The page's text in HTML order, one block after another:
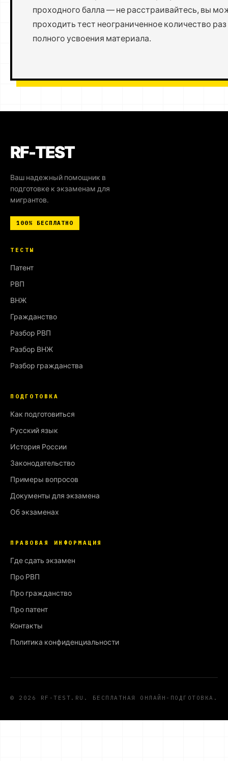
проходного балла — не расстраивайтесь, вы
проходить тест неограниченное количество
полного усвоения материала.
RF-TEST
Ваш надежный помощник в
подготовке к экзаменам для
мигрантов.
100% БЕСПЛАТНО
ТЕСТЫ
Патент
РВП
ВНЖ
Гражданство
Разбор РВП
Разбор ВНЖ
Разбор гражданства
ПОДГОТОВКА
Как подготовиться
Русский язык
История России
Законодательство
Примеры вопросов
Документы для экзамена
Об экзаменах
ПРАВОВАЯ ИНФОРМАЦИЯ
Где сдать экзамен
Про РВП
Про гражданство
Про патент
Контакты
Политика конфиденциальности
© 2026 RF-TEST.RU. БЕСПЛАТНАЯ ОНЛАЙН-ПОДГОТОВКА.